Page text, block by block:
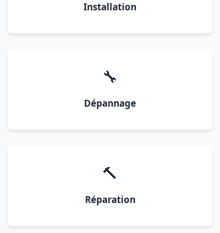
Installation
🔧
Dépannage
🔨
Réparation